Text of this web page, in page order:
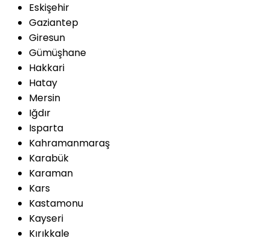
Eskişehir
Gaziantep
Giresun
Gümüşhane
Hakkari
Hatay
Mersin
Iğdır
Isparta
Kahramanmaraş
Karabük
Karaman
Kars
Kastamonu
Kayseri
Kırıkkale